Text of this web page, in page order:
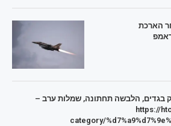
הארכת
בגדים, הלבשה תחתונה, שמלות ערב –
https://
category/